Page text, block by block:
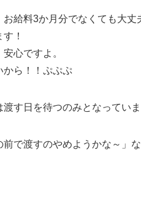
お給料3か月分でなくても大丈
！
心ですよ。
から！！ぷぷぷ
す日を待つのみとなっていま
前で渡すのやめようかな～」